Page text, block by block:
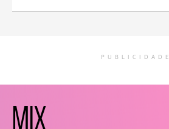
PUBLICIDADE
MIX